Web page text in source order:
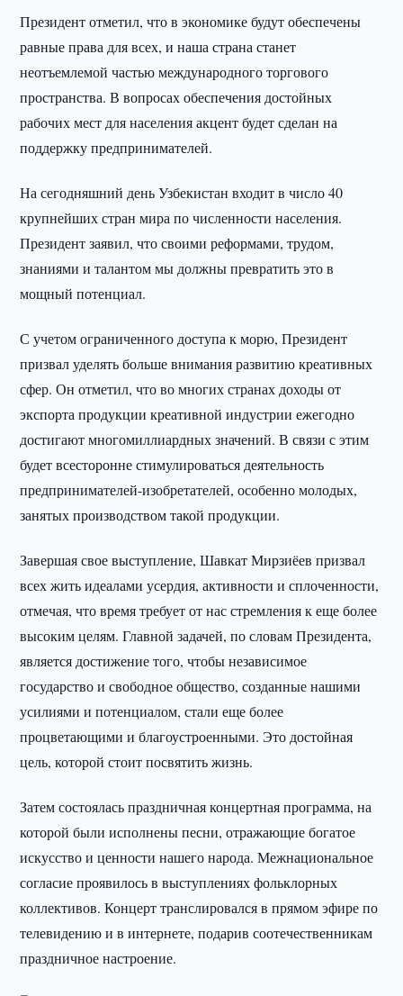
Президент отметил, что в экономике будут обеспечены
равные права для всех, и наша страна станет
неотъемлемой частью международного торгового
пространства. В вопросах обеспечения достойных
рабочих мест для населения акцент будет сделан на
поддержку предпринимателей.
На сегодняшний день Узбекистан входит в число 40
крупнейших стран мира по численности населения.
Президент заявил, что своими реформами, трудом,
знаниями и талантом мы должны превратить это в
мощный потенциал.
С учетом ограниченного доступа к морю, Президент
призвал уделять больше внимания развитию креативных
сфер. Он отметил, что во многих странах доходы от
экспорта продукции креативной индустрии ежегодно
достигают многомиллиардных значений. В связи с этим
будет всесторонне стимулироваться деятельность
предпринимателей-изобретателей, особенно молодых,
занятых производством такой продукции.
Завершая свое выступление, Шавкат Мирзиёев призвал
всех жить идеалами усердия, активности и сплоченности,
отмечая, что время требует от нас стремления к еще более
высоким целям. Главной задачей, по словам Президента,
является достижение того, чтобы независимое
государство и свободное общество, созданные нашими
усилиями и потенциалом, стали еще более
процветающими и благоустроенными. Это достойная
цель, которой стоит посвятить жизнь.
Затем состоялась праздничная концертная программа, на
которой были исполнены песни, отражающие богатое
искусство и ценности нашего народа. Межнациональное
согласие проявилось в выступлениях фольклорных
коллективов. Концерт транслировался в прямом эфире по
телевидению и в интернете, подарив соотечественникам
праздничное настроение.